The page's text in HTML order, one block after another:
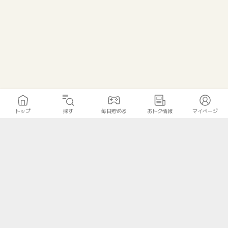
トップ 探す 毎日貯める おトク情報 マイページ